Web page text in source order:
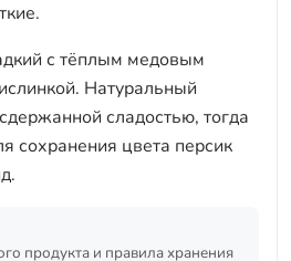
с тёплым медовым
Натуральный
сладостью, тогда
сохранения цвета персик
продукта и правила хранения